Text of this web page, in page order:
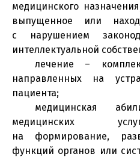
медицинского
выпущенное или
с нарушением
интеллектуальной
лечение –
направленных на
пациента;
медицинская
медицинских
на формирование,
функций органов или